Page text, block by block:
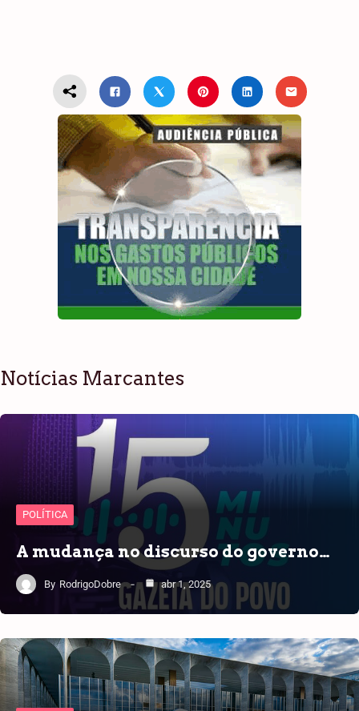
Notícias Marcantes
POLÍTICA
A mudança no discurso do governo…
By RodrigoDobre abr 1, 2025